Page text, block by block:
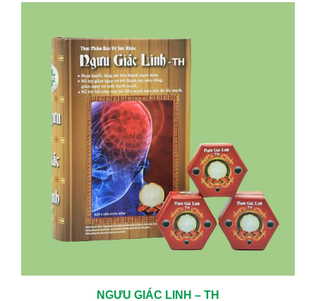
NGƯU GIÁC LINH – TH